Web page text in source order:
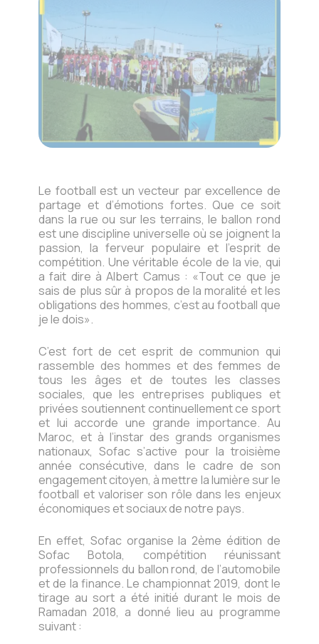
Le football est un vecteur par excellence de
partage et d’émotions fortes. Que ce soit
dans la rue ou sur les terrains, le ballon rond
est une discipline universelle où se joignent la
passion, la ferveur populaire et l’esprit de
compétition. Une véritable école de la vie, qui
a fait dire à Albert Camus : «Tout ce que je
sais de plus sûr à propos de la moralité et les
obligations des hommes, c’est au football que
je le dois».
C’est fort de cet esprit de communion qui
rassemble des hommes et des femmes de
tous les âges et de toutes les classes
sociales, que les entreprises publiques et
privées soutiennent continuellement ce sport
et lui accorde une grande importance. Au
Maroc, et à l’instar des grands organismes
nationaux, Sofac s’active pour la troisième
année consécutive, dans le cadre de son
engagement citoyen, à mettre la lumière sur le
football et valoriser son rôle dans les enjeux
économiques et sociaux de notre pays.
En effet, Sofac organise la 2ème édition de
Sofac Botola, compétition réunissant
professionnels du ballon rond, de l’automobile
et de la finance. Le championnat 2019, dont le
tirage au sort a été initié durant le mois de
Ramadan 2018, a donné lieu au programme
suivant :